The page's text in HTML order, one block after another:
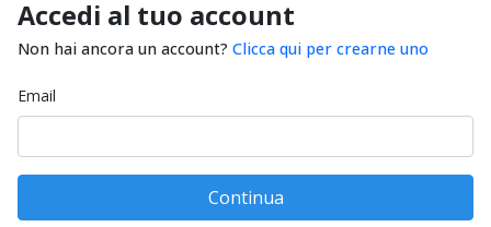
Accedi al tuo account
Non hai ancora un account? Clicca qui per crearne uno
Email
Continua